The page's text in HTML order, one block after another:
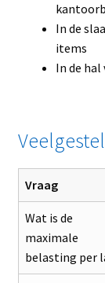
In de
items
In de
Vraag
Wat is de
maximale
belasting per